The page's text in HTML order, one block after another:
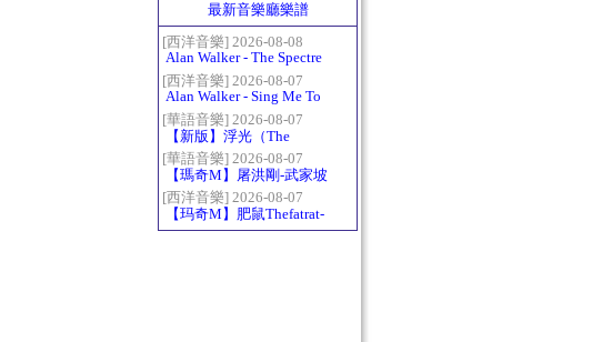
最新音樂廳樂譜
[西洋音樂] 2026-08-08
Alan Walker - The Spectre
[西洋音樂] 2026-08-07
Alan Walker - Sing Me To
Sleep
[華語音樂] 2026-08-07
【新版】浮光（The
History）：六和弦
[華語音樂] 2026-08-07
【瑪奇M】屠洪剛-武家坡
2021
[西洋音樂] 2026-08-07
【玛奇M】肥鼠Thefatrat-
Monody